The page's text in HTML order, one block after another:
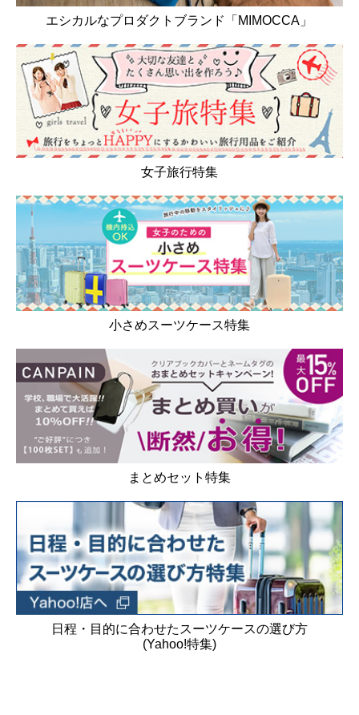
エシカルなプロダクトブランド「MIMOCCA」
女子旅行特集
小さめスーツケース特集
まとめセット特集
日程・目的に合わせたスーツケースの選び方
(Yahoo!特集)